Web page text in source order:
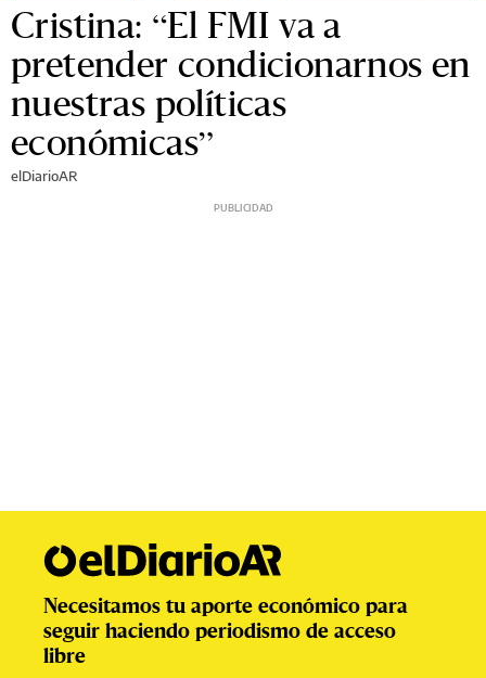
Cristina: “El FMI va a
pretender condicionarnos en
nuestras políticas
económicas”
elDiarioAR
Necesitamos tu aporte económico para
seguir haciendo periodismo de acceso
libre